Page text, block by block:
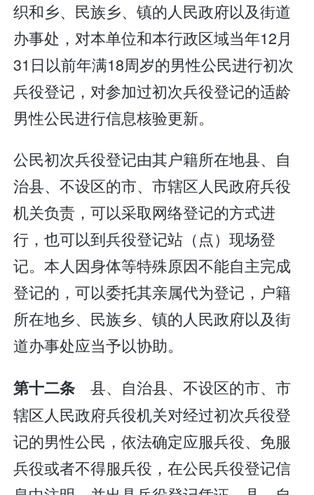
织和乡、民族乡、镇的人民政府以及街道
办事处，对本单位和本行政区域当年12月
31日以前年满18周岁的男性公民进行初次
兵役登记，对参加过初次兵役登记的适龄
男性公民进行信息核验更新。
公民初次兵役登记由其户籍所在地县、自
治县、不设区的市、市辖区人民政府兵役
机关负责，可以采取网络登记的方式进
行，也可以到兵役登记站（点）现场登
记。本人因身体等特殊原因不能自主完成
登记的，可以委托其亲属代为登记，户籍
所在地乡、民族乡、镇的人民政府以及街
道办事处应当予以协助。
第十二条 县、自治县、不设区的市、市
辖区人民政府兵役机关对经过初次兵役登
记的男性公民，依法确定应服兵役、免服
兵役或者不得服兵役，在公民兵役登记信